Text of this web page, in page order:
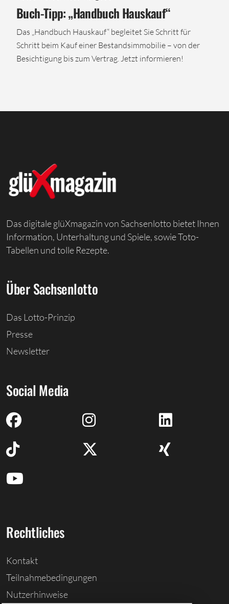
Buch-Tipp: „Handbuch Hauskauf“
Das „Handbuch Hauskauf“ begleitet Sie Schritt für
Schritt beim Kauf einer Bestandsimmobilie – von der
Besichtigung bis zum Vertrag. Jetzt informieren!
Das digitale glüXmagazin von Sachsenlotto bietet Ihnen
Information, Unterhaltung und Spiele, sowie Toto-
Tabellen und tolle Rezepte.
Über Sachsenlotto
Das Lotto-Prinzip
Presse
Newsletter
Social Media
Rechtliches
Kontakt
Teilnahmebedingungen
Nutzerhinweise